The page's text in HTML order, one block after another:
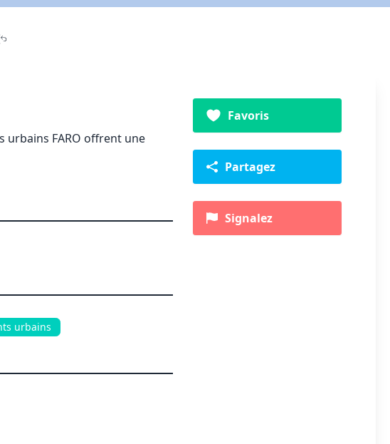
urbains FARO offrent une
urbains
Favoris
Partagez
Signalez